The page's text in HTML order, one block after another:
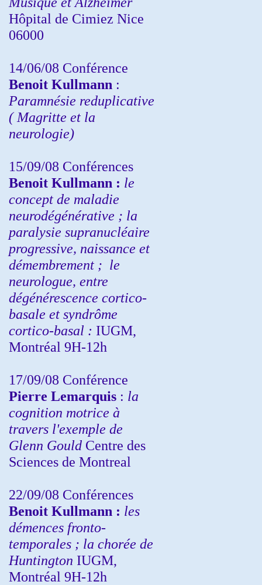
Hôpital de Cimiez Nice
06000
14/06/08 Conférence
Benoit Kullmann :
Paramnésie reduplicative
( Magritte et la
neurologie)
15/09/08 Conférences
Benoit Kullmann : le
concept de maladie
neurodégénérative ; la
paralysie supranucléaire
progressive, naissance et
démembrement ; le
neurologue, entre
dégénérescence cortico-
basale et syndrôme
cortico-basal : IUGM,
Montréal 9H-12h
17/09/08 Conférence
Pierre Lemarquis : la
cognition motrice à
travers l'exemple de
Glenn Gould Centre des
Sciences de Montreal
22/09/08 Conférences
Benoit Kullmann : les
démences fronto-
temporales ; la chorée de
Huntington IUGM,
Montréal 9H-12h